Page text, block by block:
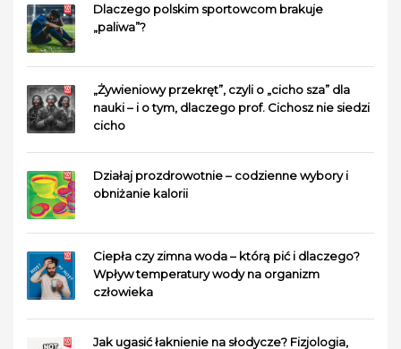
Dlaczego polskim sportowcom brakuje
„paliwa”?
„Żywieniowy przekręt”, czyli o „cicho sza” dla
nauki – i o tym, dlaczego prof. Cichosz nie siedzi
cicho
Działaj prozdrowotnie – codzienne wybory i
obniżanie kalorii
Ciepła czy zimna woda – którą pić i dlaczego?
Wpływ temperatury wody na organizm
człowieka
Jak ugasić łaknienie na słodycze? Fizjologia,